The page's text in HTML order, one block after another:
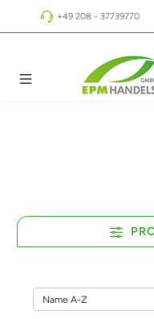
Zum Hauptinhalt springen
+49 208 - 37739770